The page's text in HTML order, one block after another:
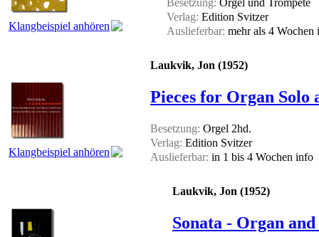
Klangbeispiel anhören
Besetzung: Orgel und Trompete
Verlag: Edition Svitzer
Auslieferbar: mehr als 4 Wochen
Klangbeispiel anhören
Laukvik, Jon (1952)
Pieces for Organ Solo
Besetzung: Orgel 2hd.
Verlag: Edition Svitzer
Auslieferbar: in 1 bis 4 Wochen info
Laukvik, Jon (1952)
Sonata - Organ